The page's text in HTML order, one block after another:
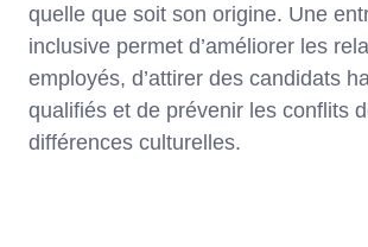
quelle que soit son origine. Une
inclusive permet d’améliorer les
employés, d’attirer des candidats
qualifiés et de prévenir les conflits
différences culturelles.